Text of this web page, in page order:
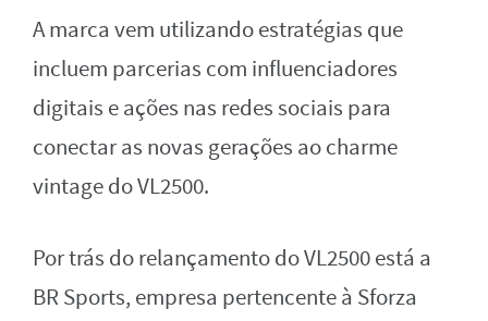
A marca vem utilizando estratégias que
incluem parcerias com influenciadores
digitais e ações nas redes sociais para
conectar as novas gerações ao charme
vintage do VL2500.
Por trás do relançamento do VL2500 está a
BR Sports, empresa pertencente à Sforza